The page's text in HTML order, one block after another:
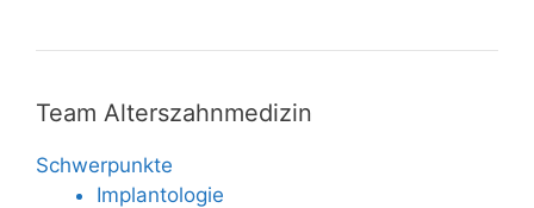
Team Alterszahnmedizin
Schwerpunkte
Implantologie